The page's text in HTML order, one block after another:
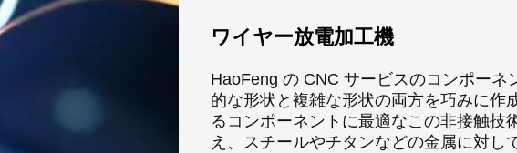
ワイヤー放電加工機
HaoFeng の CNC サービスのコンポー
的な形状と複雑な形状の両方を巧みに作
るコンポーネントに最適なこの非接触技
え、スチールやチタンなどの金属に対し
ミラー放電加工機
ミラー放電加工は鏡面の高精度部品を製造します。正確な公差で複雑
状を作成でき、特に従来のツールでは困難だった硬質材料の加工に優
います。航空宇宙からエレクトロニクスまでの幅広い業界にサービス
供する当社のミラー EDM は、比類のない精度を保証し、複雑な輪郭
研削
HaoFeng の最先端の製造施設には、精密な公差を持つ金属部品の製
適な高精度研削盤が含まれています。当社の適応性のある研削能力は
さな部品から複雑な形状まであらゆるものを扱うのに優れています。
ホイールは材料の除去を制御し、研磨仕上げを保証します。この効率
CNC旋削加工
HaoFeng の高度な CNC 旋削技術は、機械部品やプロトタイプに比類
い精度と再現性を提供します。当社の幅広いターニング センターは
用途に対応し、すべてのバッチにわたって一貫した精度を保証します
ラーを最小限に抑えることで、品質を損なうことなく、より迅速な生